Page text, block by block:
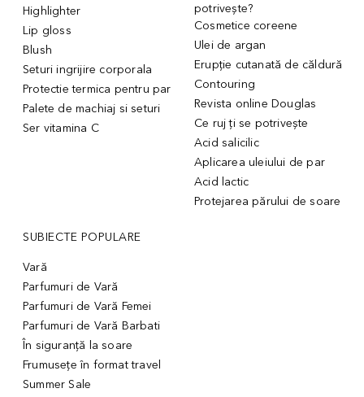
Highlighter
Lip gloss
Blush
Seturi ingrijire corporala
Protectie termica pentru par
Palete de machiaj si seturi
Ser vitamina C
potrivește?
Cosmetice coreene
Ulei de argan
Erupție cutanată de căldură
Contouring
Revista online Douglas
Ce ruj ți se potrivește
Acid salicilic
Aplicarea uleiului de par
Acid lactic
Protejarea părului de soare
SUBIECTE POPULARE
Vară
Parfumuri de Vară
Parfumuri de Vară Femei
Parfumuri de Vară Barbati
În siguranță la soare
Frumusețe în format travel
Summer Sale